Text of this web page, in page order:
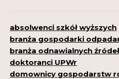
absolwenci szkół wyższych
branża gospodarki
branża odnawialnych
doktoranci UPWr
domownicy gospodarstw